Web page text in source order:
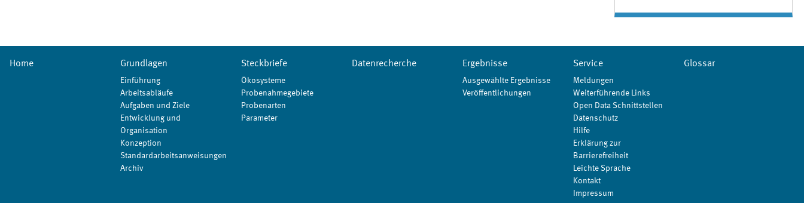
Home Grundlagen
Einführung
Arbeitsabläufe
Aufgaben und Ziele
Entwicklung und
Organisation
Konzeption
Standardarbeitsanweisungen
Archiv
Steckbriefe
Ökosysteme
Probenahmegebiete
Probenarten
Parameter
Datenrecherche Ergebnisse
Ausgewählte Ergebnisse
Veröffentlichungen
Service
Meldungen
Weiterführende Links
Open Data Schnittstellen
Datenschutz
Hilfe
Erklärung zur
Barrierefreiheit
Leichte Sprache
Kontakt
Impressum
Glossar